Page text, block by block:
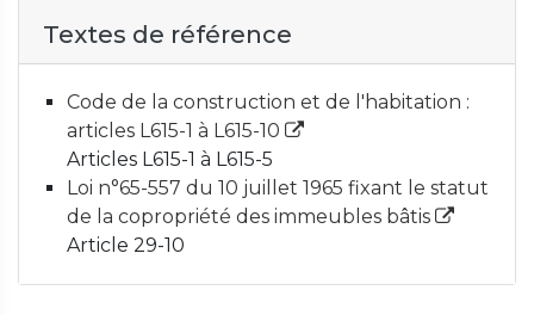
Textes de référence
Code de la construction et de l'habitation :
articles L615-1 à L615-10
Articles L615-1 à L615-5
Loi n°65-557 du 10 juillet 1965 fixant le statut
de la copropriété des immeubles bâtis
Article 29-10